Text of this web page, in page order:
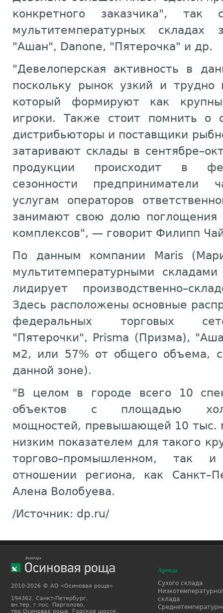
конкретного заказчика", так
мультитемпературных складах
"Ашан", Danone, "Пятерочка" и др.
"Девелоперская активность в
поскольку рынок узкий и трудно
который формируют как
игроки. Также стоит помнить о
дистрибьюторы и поставщики
затаривают склады в
продукции происходит в
сезонности предприниматели
услугам операторов
занимают свою долю поглощения
комплексов", — говорит Филипп
По данным компании Maris
мультитемпературными
лидирует
Здесь расположены основные
федеральных торговых
"Пятерочки", Prisma (Призма),
м2, или 57% от общего объема,
данной зоне).
"В целом в городе всего 10
объектов с площадью
мощностей, превышающей 10 тыс.
низким показателем для такого
торгово–промышленном, так
отношении региона, как
Алена Волобуева.
/Источник: dp.ru/
2010-2026 © АО «Осиновая роща»
194362, Санкт-Петербург,
вн.тер. г.пос. Парголово,
тер.Осиновая роща, Горское шоссе,
Аренда
Сухого склада
склада